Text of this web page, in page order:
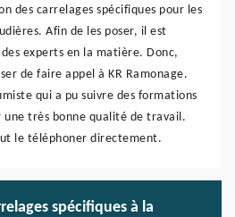
des carrelages spécifiques pour les
Afin de les poser, il est
experts en la matière. Donc,
de faire appel à KR Ramonage.
qui a pu suivre des formations
très bonne qualité de travail.
le téléphoner directement.
spécifiques à la